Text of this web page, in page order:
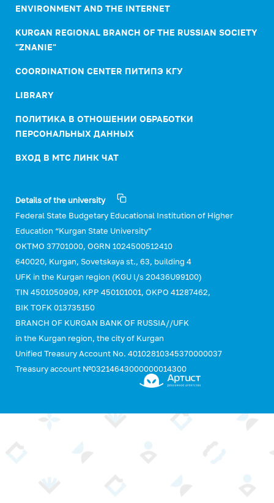
ENVIRONMENT AND THE INTERNET
KURGAN REGIONAL BRANCH OF THE RUSSIAN SOCIETY
"ZNANIE"
COORDINATION CENTER ПИТИПЭ КГУ
LIBRARY
ПОЛИТИКА В ОТНОШЕНИИ ОБРАБОТКИ
ПЕРСОНАЛЬНЫХ ДАННЫХ
ВХОД В МТС ЛИНК ЧАТ
Details of the university
Federal State Budgetary Educational Institution of Higher
Education “Kurgan State University”
OKTMO 37701000, OGRN 1024500512410
640020, Kurgan, Sovetskaya st., 63, building 4
UFK in the Kurgan region (KGU l/s 20436U99100)
TIN 4501050909, KPP 450101001, OKPO 41287462,
BIK TOFK 013735150
BRANCH OF KURGAN BANK OF RUSSIA//UFK
in the Kurgan region, the city of Kurgan
Unified Treasury Account No. 40102810345370000037
Treasury account №03214643000000014300